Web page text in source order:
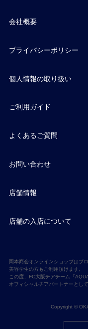
会社概要
プライバシーポリシー
個人情報の取り扱い
ご利用ガイド
よくあるご質問
お問い合わせ
店舗情報
店舗の入店について
岡本商会オンラインショップはプ
美容学生の方もご利用頂けます。
この度、FC大阪チアチーム『
オフィシャルチアパートナーとし
Copyright ©